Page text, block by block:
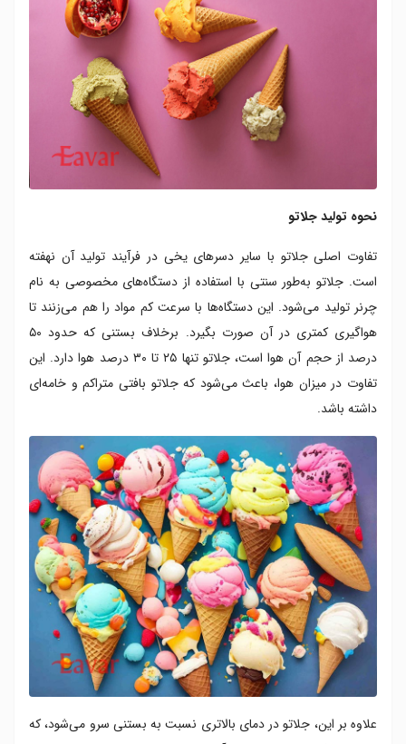
نحوه تولید جلاتو
تفاوت اصلی جلاتو با سایر دسرهای یخی در فرآیند تولید آن نهفته
است. جلاتو به‌طور سنتی با استفاده از دستگاه‌های مخصوصی به نام
چرنر تولید می‌شود. این دستگاه‌ها با سرعت کم مواد را هم می‌زنند تا
هواگیری کمتری در آن صورت بگیرد. برخلاف بستنی که حدود ۵۰
درصد از حجم آن هوا است، جلاتو تنها ۲۵ تا ۳۰ درصد هوا دارد. این
تفاوت در میزان هوا، باعث می‌شود که جلاتو بافتی متراکم و خامه‌ای
داشته باشد.
علاوه بر این، جلاتو در دمای بالاتری نسبت به بستنی سرو می‌شود، که